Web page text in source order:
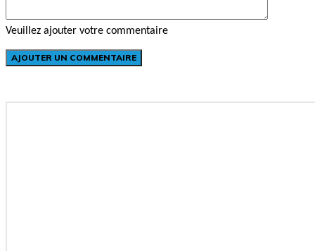
Veuillez ajouter votre commentaire